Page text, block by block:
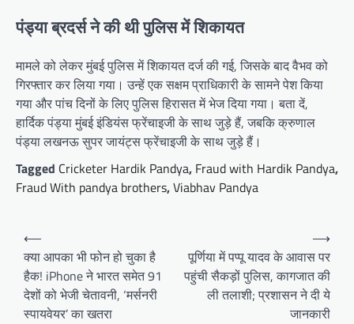
पंड्या ब्रदर्स ने की थी पुलिस में शिकायत
मामले को लेकर मुंबई पुलिस में शिकायत दर्ज की गई, जिसके बाद वैभव को
गिरफ्तार कर लिया गया। उन्हें एक सक्षम प्राधिकारी के सामने पेश किया
गया और पांच दिनों के लिए पुलिस हिरासत में भेज दिया गया। बता दें,
हार्दिक पंड्या मुंबई इंडियंस फ्रेंचाइजी के साथ जुड़े हैं, जबकि क्रुणाल
पंड्या लखनऊ सुपर जायंट्स फ्रेंचाइजी के साथ जुड़े हैं।
Tagged Cricketer Hardik Pandya, Fraud with Hardik Pandya,
Fraud With pandya brothers,Viabhav Pandya
Post
navigation
⟵
क्या आपका भी फोन हो चुका है
हैक! iPhone ने भारत समेत 91
देशों को भेजी चेतावनी, ‘मर्सनरी
स्पायवेयर’ का खतरा
पूर्णिया में पप्पू यादव के आवास पर
पहुंची सैकड़ों पुलिस, कागजात की
ली तलाशी; प्रशासन ने दी ये
जानकारी
⟶